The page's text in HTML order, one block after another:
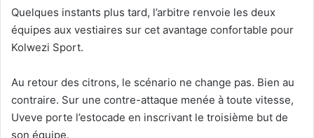
Quelques instants plus tard, l’arbitre renvoie les deux
équipes aux vestiaires sur cet avantage confortable pour
Kolwezi Sport.
Au retour des citrons, le scénario ne change pas. Bien au
contraire. Sur une contre-attaque menée à toute vitesse,
Uveve porte l’estocade en inscrivant le troisième but de
son équipe.